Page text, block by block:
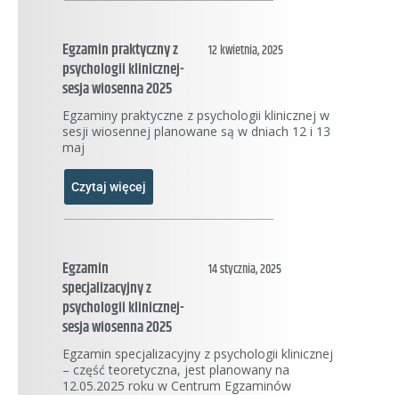
Egzamin praktyczny z
psychologii klinicznej-
sesja wiosenna 2025
12 kwietnia, 2025
Egzaminy praktyczne z psychologii klinicznej w
sesji wiosennej planowane są w dniach 12 i 13
maj
Czytaj więcej
Egzamin
specjalizacyjny z
psychologii klinicznej-
sesja wiosenna 2025
14 stycznia, 2025
Egzamin specjalizacyjny z psychologii klinicznej
– część teoretyczna, jest planowany na
12.05.2025 roku w Centrum Egzaminów